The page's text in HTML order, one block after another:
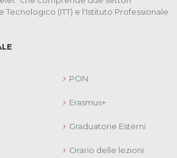
Tecnologico (ITT) e l'Istituto Professionale
PON
Erasmus+
Graduatorie Esterni
Orario delle lezioni